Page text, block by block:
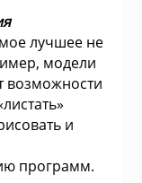
лучшее не
модели
возможности
и
программ.